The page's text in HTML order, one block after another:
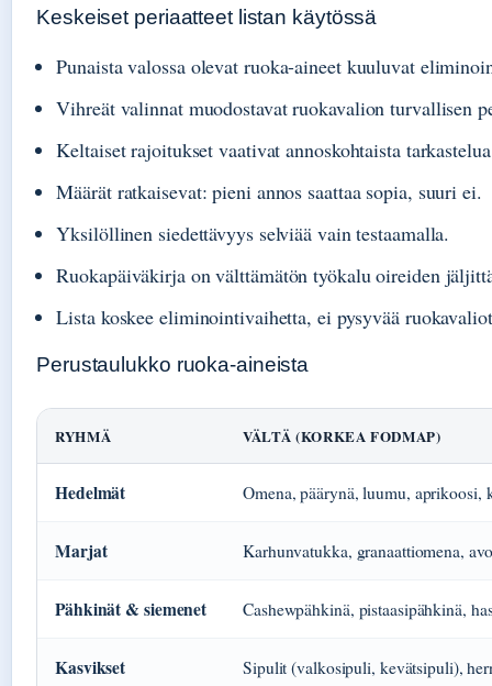
Keskeiset periaatteet listan käytössä
Punaista valossa olevat ruoka-aineet kuuluvat
Vihreät valinnat muodostavat ruokavalion turvallisen
Keltaiset rajoitukset vaativat annoskohtaista
Määrät ratkaisevat: pieni annos saattaa sopia, suuri ei.
Yksilöllinen siedettävyys selviää vain testaamalla.
Ruokapäiväkirja on välttämätön työkalu oireiden
Lista koskee eliminointivaihetta, ei pysyvää
Perustaulukko ruoka-aineista
RYHMÄ VÄLTÄ (KORKEA FODMAP)
Hedelmät Omena, päärynä, luumu,
Marjat Karhunvatukka, granaattiomena,
Pähkinät & siemenet Cashewpähkinä, pistaasipähkinä,
Kasvikset Sipulit (valkosipuli, kevätsipuli),